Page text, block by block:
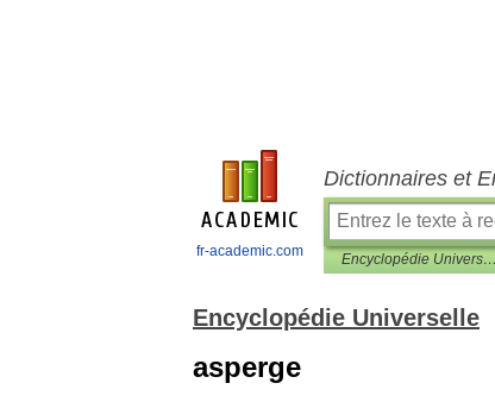
fr-academic.com
Dictionnaires et
Encyclopédie Universelle
Encyclopédie Universelle
asperge